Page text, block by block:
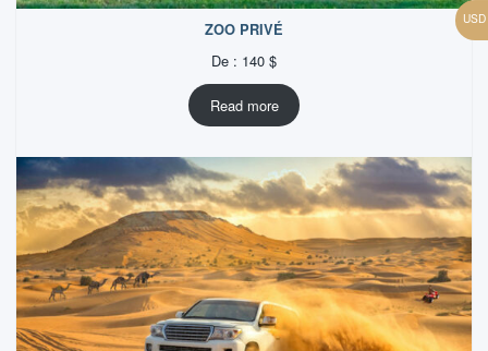
ZOO PRIVÉ
De : 140 $
Read more